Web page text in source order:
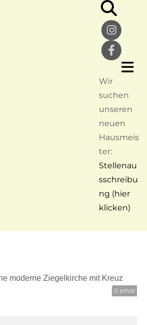
Wir
suchen
unseren
neuen
Hausmeis
ter:
Stellenau
sschreibu
ng (hier
klicken)
© privat